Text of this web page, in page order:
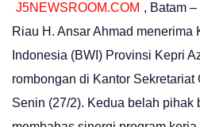
J5NEWSROOM.COM , Batam
Riau H. Ansar Ahmad menerima
Indonesia (BWI) Provinsi Kepri
rombongan di Kantor Sekretariat
Senin (27/2). Kedua belah pihak